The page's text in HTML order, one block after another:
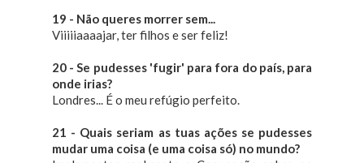
19 - Não queres morrer sem...
Viiiiiaaaajar, ter filhos e ser feliz!
20 - Se pudesses 'fugir' para fora do país, para
onde irias?
Londres... É o meu refúgio perfeito.
21 - Quais seriam as tuas ações se pudesses
mudar uma coisa (e uma coisa só) no mundo?